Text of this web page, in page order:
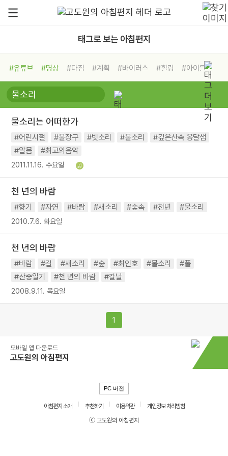
태그로 보는 아침편지
#유튜브 #명상 #다짐 #계획 #바이러스 #힐링
#아이들
#비전캠프
#독서캠프 #삶
#희망
#나눔 #친구 #링컨학교
#독서
#건강 #면역력
물소리는 어떠한가
#어린시절 #물장구 #빗소리 #물소리
#깊은산속 옹달샘
#알몸
#최고의음악
2011.11.16. 수요일
천 년의 바람
#향기 #자연 #바람 #새소리 #숲속 #천년 #물소리
2010.7.6. 화요일
천 년의 바람
#바람 #길 #새소리 #숲 #최인호 #물소리
#풀
#산중일기
#천 년의 바람 #칼날
2008.9.11. 목요일
1
모바일 앱 다운로드
고도원의 아침편지
PC 버전
아침편지 소개 추천하기 이용약관
개인정보 처리방침
ⓒ 고도원의 아침편지